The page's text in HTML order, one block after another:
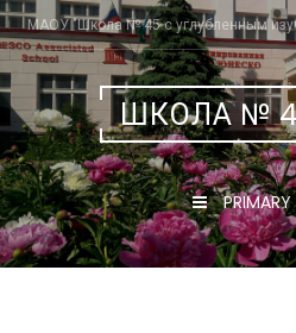
Skip
to
content
МАОУ "Школа № 45 с углубленным
ШКОЛА №